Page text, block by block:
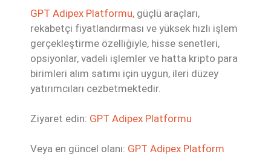
GPT Adipex Platformu, güçlü araçları,
rekabetçi fiyatlandırması ve yüksek hızlı işlem
gerçekleştirme özelliğiyle, hisse senetleri,
opsiyonlar, vadeli işlemler ve hatta kripto para
birimleri alım satımı için uygun, ileri düzey
yatırımcıları cezbetmektedir.
Ziyaret edin: GPT Adipex Platformu
Veya en güncel olanı: GPT Adipex Platform